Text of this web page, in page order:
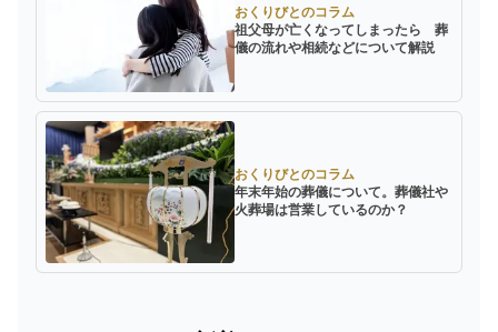
おくりびとのコラム
祖父母が亡くなってしまったら 葬
儀の流れや相続などについて解説
おくりびとのコラム
年末年始の葬儀について。葬儀社や
火葬場は営業しているのか？